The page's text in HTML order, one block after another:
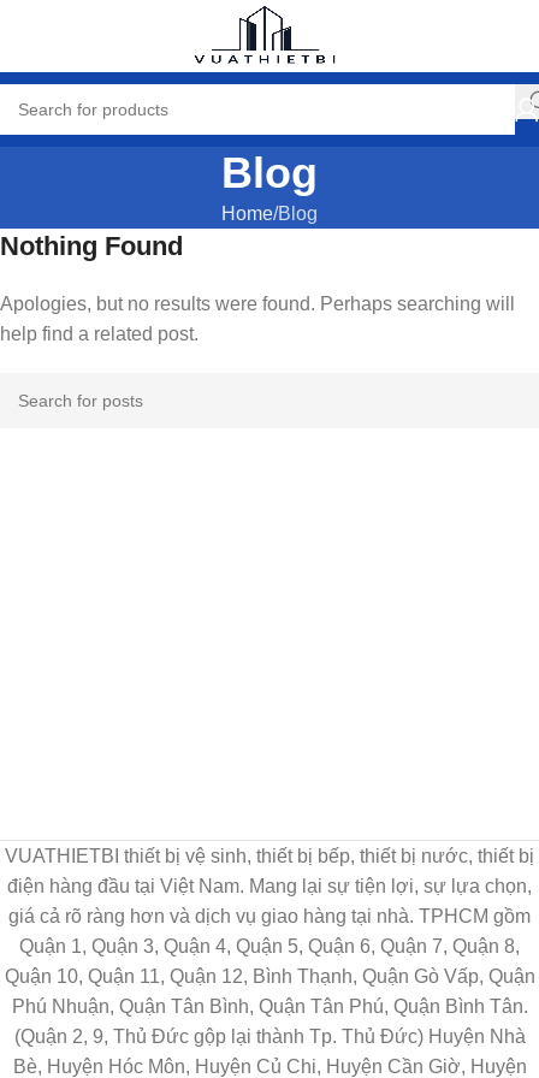
Blog
Home Blog
Nothing Found
Apologies, but no results were found. Perhaps searching will
help find a related post.
VUATHIETBI thiết bị vệ sinh, thiết bị bếp, thiết bị nước, thiết bị
điện hàng đầu tại Việt Nam. Mang lại sự tiện lợi, sự lựa chọn,
giá cả rõ ràng hơn và dịch vụ giao hàng tại nhà. TPHCM gồm
Quận 1, Quận 3, Quận 4, Quận 5, Quận 6, Quận 7, Quận 8,
Quận 10, Quận 11, Quận 12, Bình Thạnh, Quận Gò Vấp, Quận
Phú Nhuận, Quận Tân Bình, Quận Tân Phú, Quận Bình Tân.
(Quận 2, 9, Thủ Đức gộp lại thành Tp. Thủ Đức) Huyện Nhà
Bè, Huyện Hóc Môn, Huyện Củ Chi, Huyện Cần Giờ, Huyện